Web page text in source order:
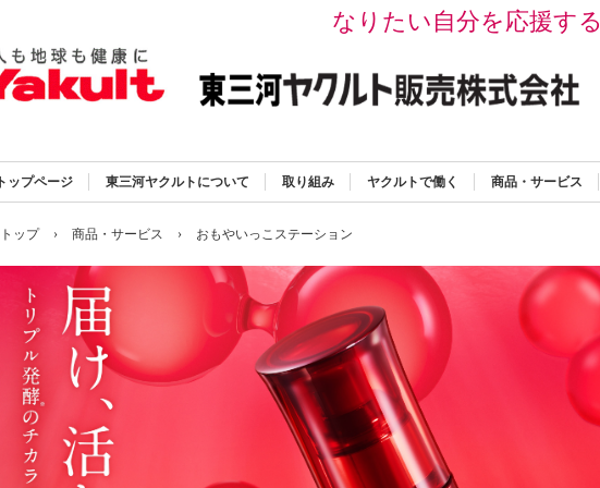
なりたい自分を応援する
トップページ 東三河ヤクルトについて 取り組み ヤクルトで働く 商品・サービス
トップ › 商品・サービス › おもやいっこステーション